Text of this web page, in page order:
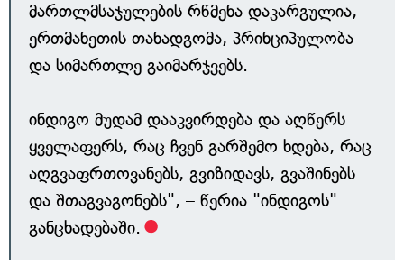
მართლმსაჯულების რწმენა დაკარგულია,
ერთმანეთის თანადგომა, პრინციპულობა
და სიმართლე გაიმარჯვებს.
ინდიგო მუდამ დააკვირდება და აღწერს
ყველაფერს, რაც ჩვენ გარშემო ხდება, რაც
აღგვაფრთოვანებს, გვიზიდავს, გვაშინებს
და შთაგვაგონებს", – წერია "ინდიგოს"
განცხადებაში.